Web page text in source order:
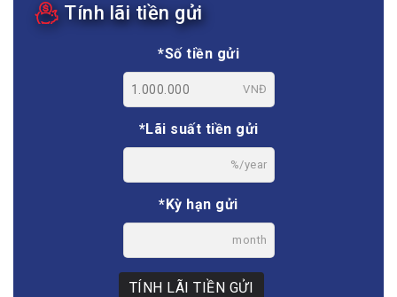
Tính lãi tiền gửi
*Số tiền gửi
VNĐ
*Lãi suất tiền gửi
%/year
*Kỳ hạn gửi
month
TÍNH LÃI TIỀN GỬI